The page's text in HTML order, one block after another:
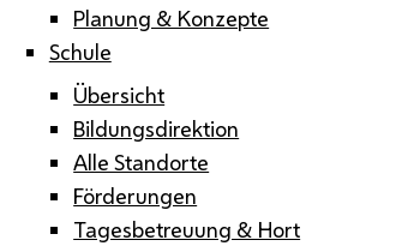
Planung & Konzepte
Schule
Übersicht
Bildungsdirektion
Alle Standorte
Förderungen
Tagesbetreuung & Hort